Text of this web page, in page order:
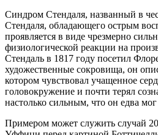
Синдром Стендаля, названный в
Стендаля, обладающего острым
проявляется в виде чрезмерно
физиологической реакции на
Стендаль в 1817 году посетил
художественные сокровища, он
котором чувствовал учащенное
головокружение и почти терял
настолько сильным, что он едва
Примером может служить случай